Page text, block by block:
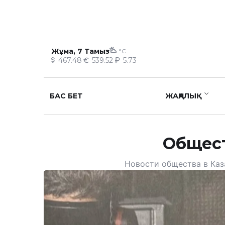
Жұма, 7 Тамыз °C
467.48 539.52 5.73
БАС БЕТ ЖАҢАЛЫҚ
Новости общества в